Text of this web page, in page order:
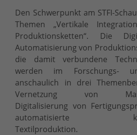
Den Schwerpunkt am STFI-
Themen „Vertikale
Produktionsketten“. Die
Automatisierung von
die damit verbundene
werden im Forschungs-
anschaulich in drei
Vernetzung von
Digitalisierung von
automatisierte
Textilproduktion.